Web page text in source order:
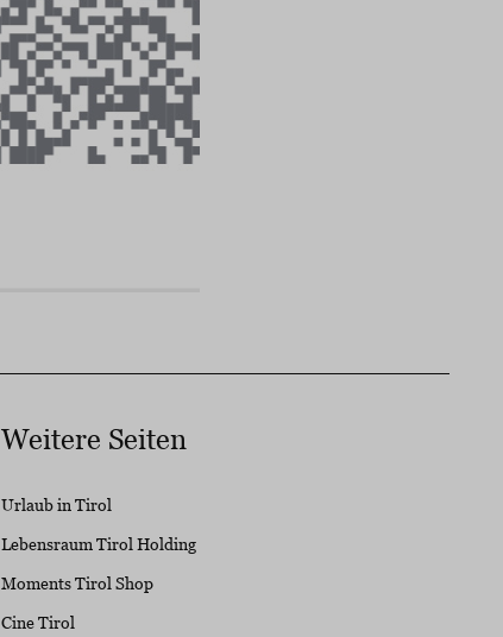
Weitere Seiten
Urlaub in Tirol
Lebensraum Tirol Holding
Moments Tirol Shop
Cine Tirol